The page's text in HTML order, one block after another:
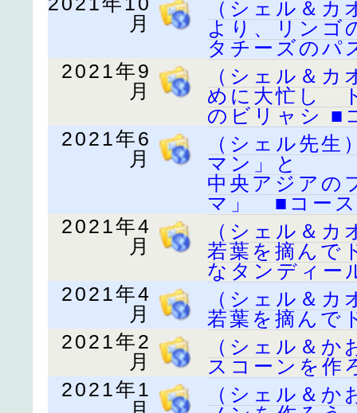
月
（シェル＆
より、リンゴ
タチーズの
2021年9
月
（シェル＆
めに大忙し
のビリャシ ■
2021年6
月
（シェル先
マン」と
中央アジアの
マ」 ■コー
2021年4
月
（シェル＆
若葉を摘んで
なタンディー
2021年4
月
（シェル＆
若葉を摘んで
2021年2
月
（シェル＆
スコーンを
2021年1
（シェル＆